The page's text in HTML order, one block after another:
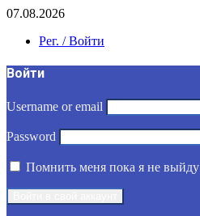
07.08.2026
Рег. / Войти
Войти
Username or email
Password
Помнить меня пока я не выйду